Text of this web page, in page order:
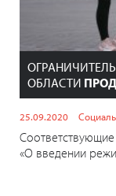
ОБЛАСТИ
25.09.2020
Соответствующие
«О введении